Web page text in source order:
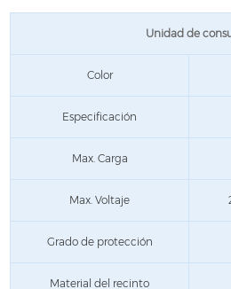
Unidad de
Color
Especificación
Max. Carga
Max. Voltaje
Grado de protección
Material del recinto